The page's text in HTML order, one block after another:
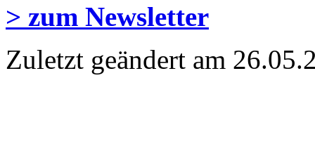
> zum Newsletter
Zuletzt geändert am